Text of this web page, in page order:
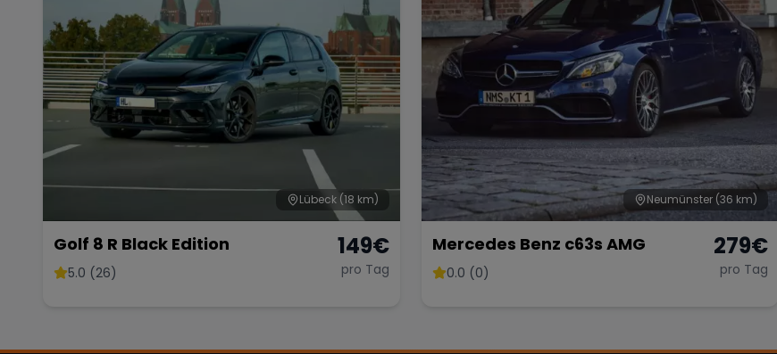
Lübeck (18 km)
Golf 8 R Black Edition
5.0 (26)
149€
pro Tag
Neumünster (36 km)
Mercedes Benz c63s AMG
0.0 (0)
279€
pro Tag